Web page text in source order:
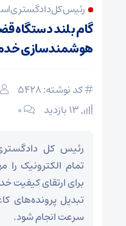
رئیس کل دادگستری
گام بلند دستگاه
هوشمندسازی
کد نوشته: 5428
۰
رئیس کل
تمام الکترونیک
برای ارتقای کیفیت
تبدیل پرونده‌های
سرعت انجام شود.